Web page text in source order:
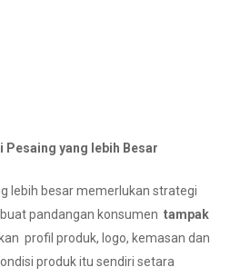
Pesaing yang lebih Besar
lebih besar memerlukan strategi
pandangan konsumen tampak
profil produk, logo, kemasan dan
produk itu sendiri setara